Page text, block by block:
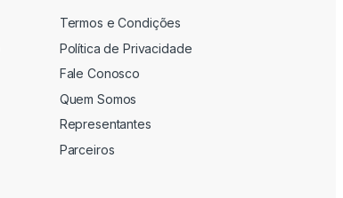
Termos e Condições
Política de Privacidade
Fale Conosco
Quem Somos
Representantes
Parceiros